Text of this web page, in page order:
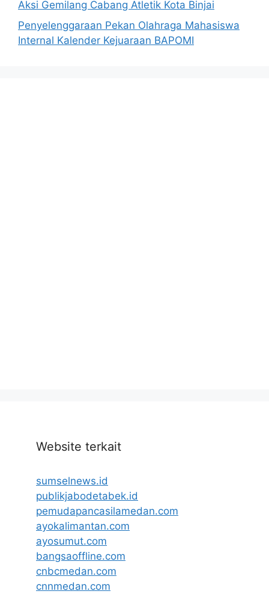
Aksi Gemilang Cabang Atletik Kota Binjai
Penyelenggaraan Pekan Olahraga Mahasiswa
Internal Kalender Kejuaraan BAPOMI
Website terkait
sumselnews.id
publikjabodetabek.id
pemudapancasilamedan.com
ayokalimantan.com
ayosumut.com
bangsaoffline.com
cnbcmedan.com
cnnmedan.com